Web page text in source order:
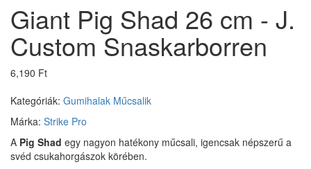
Giant Pig Shad 26 cm - J.
Custom Snaskarborren
6,190 Ft
Kategóriák: Gumihalak Műcsalik
Márka: Strike Pro
A Pig Shad egy nagyon hatékony műcsali, igencsak népszerű a
svéd csukahorgászok körében.